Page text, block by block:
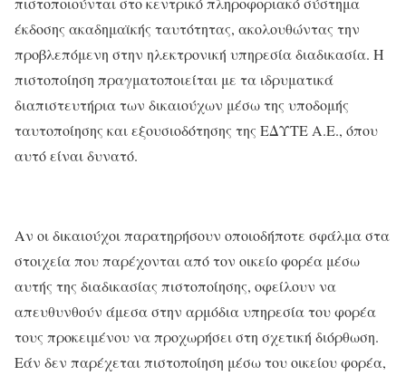
έκδοσης ακαδημαϊκής ταυτότητας, ακολουθώντας την
προβλεπόμενη στην ηλεκτρονική υπηρεσία διαδικασία. Η
πιστοποίηση πραγματοποιείται με τα ιδρυματικά
διαπιστευτήρια των δικαιούχων μέσω της υποδομής
ταυτοποίησης και εξουσιοδότησης της ΕΔΥΤΕ Α.Ε., όπου
αυτό είναι δυνατό.
Αν οι δικαιούχοι παρατηρήσουν οποιοδήποτε σφάλμα στα
στοιχεία που παρέχονται από τον οικείο φορέα μέσω
αυτής της διαδικασίας πιστοποίησης, οφείλουν να
απευθυνθούν άμεσα στην αρμόδια υπηρεσία του φορέα
τους προκειμένου να προχωρήσει στη σχετική διόρθωση.
Εάν δεν παρέχεται πιστοποίηση μέσω του οικείου φορέα,